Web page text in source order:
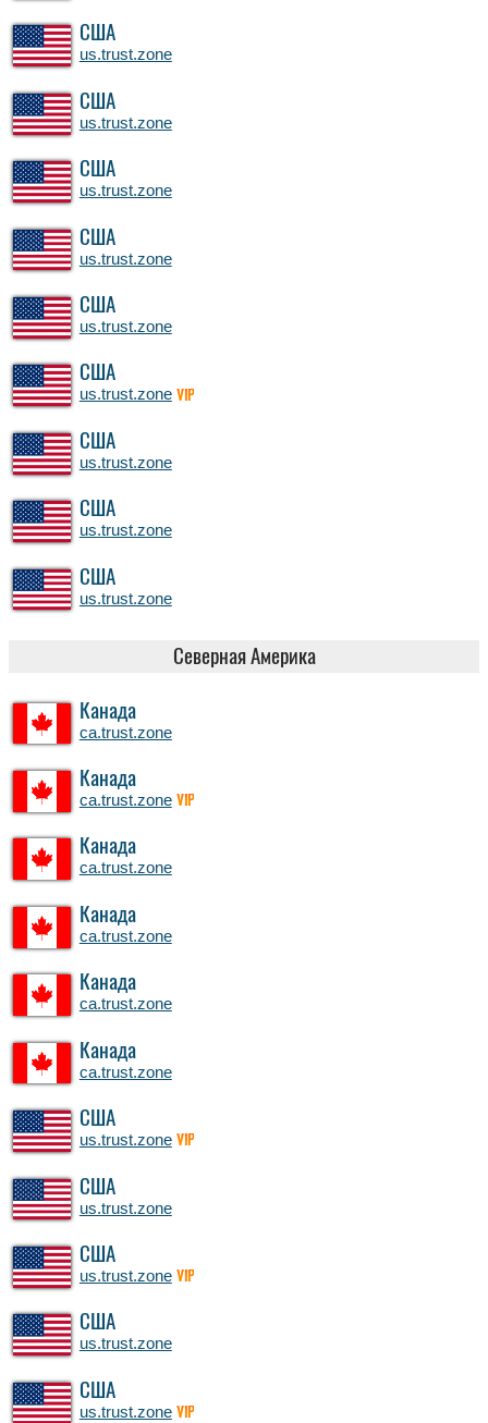
США
us.trust.zone
США
us.trust.zone
США
us.trust.zone
США
us.trust.zone
США
us.trust.zone
США
us.trust.zone VIP
США
us.trust.zone
США
us.trust.zone
США
us.trust.zone
Северная Америка
Канада
ca.trust.zone
Канада
ca.trust.zone VIP
Канада
ca.trust.zone
Канада
ca.trust.zone
Канада
ca.trust.zone
Канада
ca.trust.zone
США
us.trust.zone VIP
США
us.trust.zone
США
us.trust.zone VIP
США
us.trust.zone
США
us.trust.zone VIP